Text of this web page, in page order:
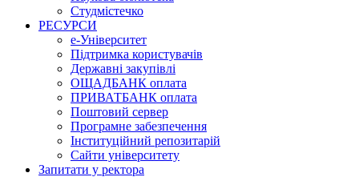
Студмістечко
РЕСУРСИ
е-Університет
Підтримка користувачів
Державні закупівлі
ОЩАДБАНК оплата
ПРИВАТБАНК оплата
Поштовий сервер
Програмне забезпечення
Інституційний репозитарій
Сайти університету
Запитати у ректора